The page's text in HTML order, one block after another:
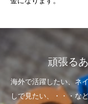
頑張る
海外で活躍したい、ネ
しで見たい、・・・な